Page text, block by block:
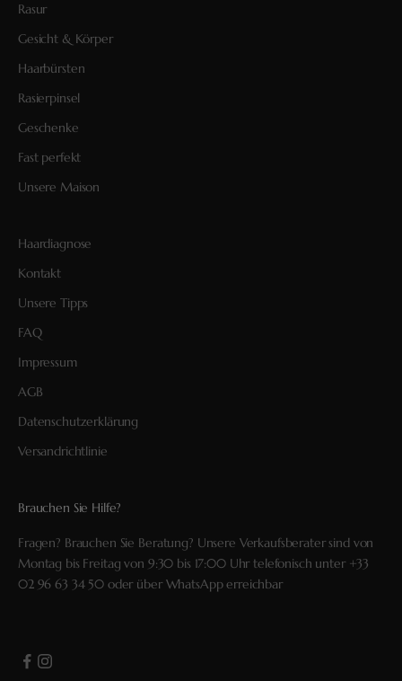
Rasur
Gesicht & Körper
Haarbürsten
Rasierpinsel
Geschenke
Fast perfekt
Unsere Maison
Haardiagnose
Kontakt
Unsere Tipps
FAQ
Impressum
AGB
Datenschutzerklärung
Versandrichtlinie
Brauchen Sie Hilfe?
Fragen? Brauchen Sie Beratung? Unsere Verkaufsberater sind von
Montag bis Freitag von 9:30 bis 17:00 Uhr telefonisch unter +33
02 96 63 34 50 oder überWhatsApperreichbar